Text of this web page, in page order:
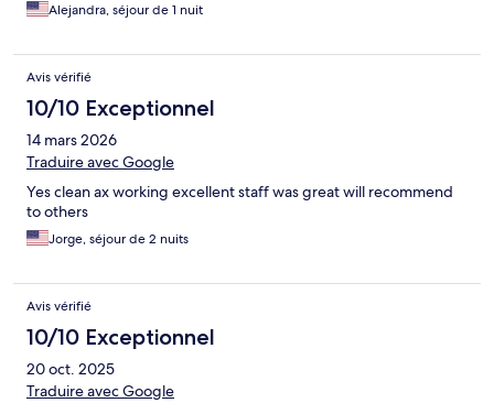
Alejandra, séjour de 1 nuit
Avis vérifié
10/10 Exceptionnel
14 mars 2026
Traduire avec Google
Yes clean ax working excellent staff was great will recommend
to others
Jorge, séjour de 2 nuits
Avis vérifié
10/10 Exceptionnel
20 oct. 2025
Traduire avec Google